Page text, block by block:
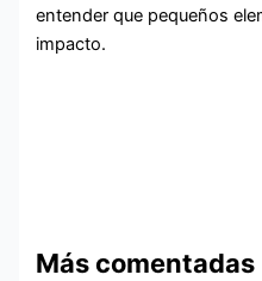
entender que pequeños
impacto.
Más comentadas